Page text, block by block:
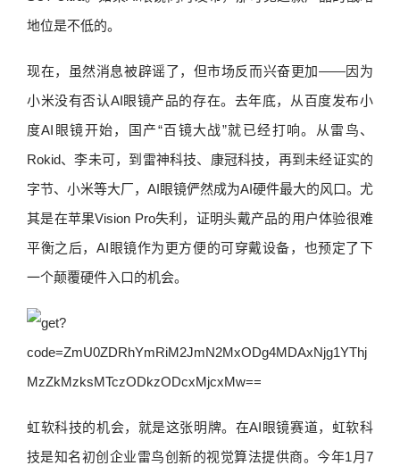
地位是不低的。
现在，虽然消息被辟谣了，但市场反而兴奋更加——因为
小米没有否认AI眼镜产品的存在。去年底，从百度发布小
度AI眼镜开始，国产“百镜大战”就已经打响。从雷鸟、
Rokid、李未可，到雷神科技、康冠科技，再到未经证实的
字节、小米等大厂，AI眼镜俨然成为AI硬件最大的风口。尤
其是在苹果Vision Pro失利，证明头戴产品的用户体验很难
平衡之后，AI眼镜作为更方便的可穿戴设备，也预定了下
一个颠覆硬件入口的机会。
虹软科技的机会，就是这张明牌。在AI眼镜赛道，虹软科
技是知名初创企业雷鸟创新的视觉算法提供商。今年1月7